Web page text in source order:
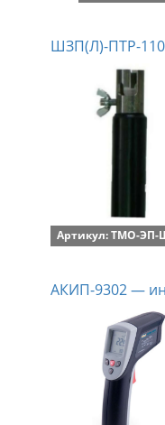
ШЗП(Л)-ПТР-110
Артикул: ТМО-ЭП-
АКИП-9302 —